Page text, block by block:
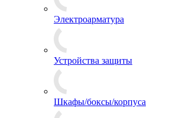
Электроарматура
Устройства защиты
Шкафы/боксы/корпуса